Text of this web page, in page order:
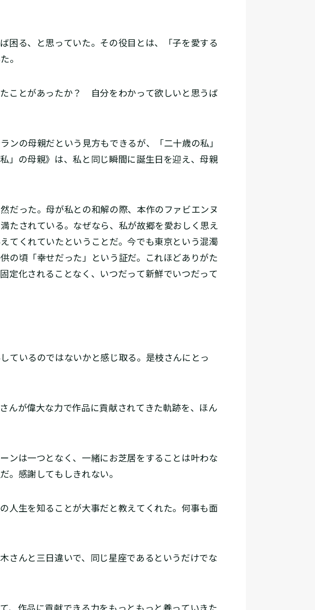
困る、と思っていた。その役目とは、「子を愛する
。
ことがあったか？ 自分をわかって欲しいと思うば
の母親だという見方もできるが、「二十歳の私」
」の母親》は、私と同じ瞬間に誕生日を迎え、母親
だった。母が私との和解の際、本作のファビエンヌ
たされている。なぜなら、私が故郷を愛おしく思え
てくれていたということだ。今でも東京という混濁
の頃「幸せだった」という証だ。これほどありがた
定化されることなく、いつだって新鮮でいつだって
ているのではないかと感じ取る。是枝さんにとっ
んが偉大な力で作品に貢献されてきた軌跡を、ほん
ンは一つとなく、一緒にお芝居をすることは叶わな
。感謝してもしきれない。
人生を知ることが大事だと教えてくれた。何事も面
さんと三日違いで、同じ星座であるというだけでな